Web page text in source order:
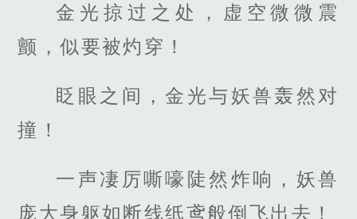
金光掠过之处，虚空微微震
颤，似要被灼穿！
眨眼之间，金光与妖兽轰然对
撞！
一声凄厉嘶嚎陡然炸响，妖兽
庞大身躯如断线纸鸢般倒飞出去！